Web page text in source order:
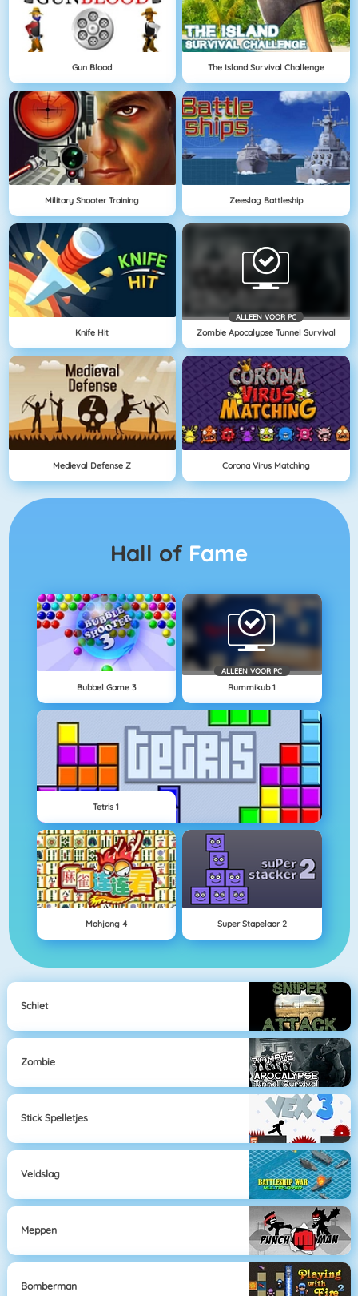
Gun Blood The Island Survival Challenge
Military Shooter Training Zeeslag Battleship
Knife Hit
ALLEEN VOOR PC
Zombie Apocalypse Tunnel Survival
Medieval Defense Z Corona Virus Matching
Hall of Fame
Bubbel Game 3
ALLEEN VOOR PC
Rummikub 1
Tetris 1
Mahjong 4 Super Stapelaar 2
Schiet
Zombie
Stick Spelletjes
Veldslag
Meppen
Bomberman